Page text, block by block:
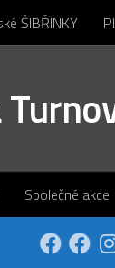
ŠIBŘINKY
Společné akce